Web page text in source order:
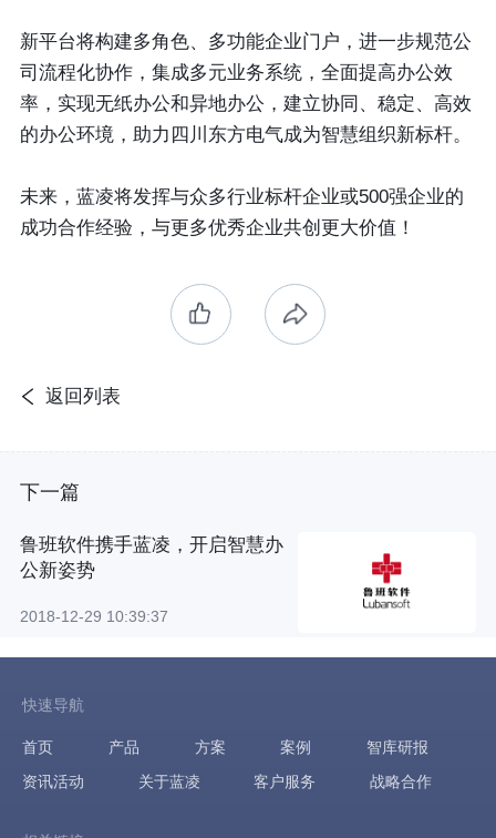
新平台将构建多角色、多功能企业门户，进一步规范公
司流程化协作，集成多元业务系统，全面提高办公效
率，实现无纸办公和异地办公，建立协同、稳定、高效
的办公环境，助力四川东方电气成为智慧组织新标杆。
未来，蓝凌将发挥与众多行业标杆企业或500强企业的
成功合作经验，与更多优秀企业共创更大价值！
返回列表
下一篇
鲁班软件携手蓝凌，开启智慧办
公新姿势
2018-12-29 10:39:37
快速导航
首页 产品 方案 案例
智库研报
资讯活动
关于蓝凌 客户服务 战略合作